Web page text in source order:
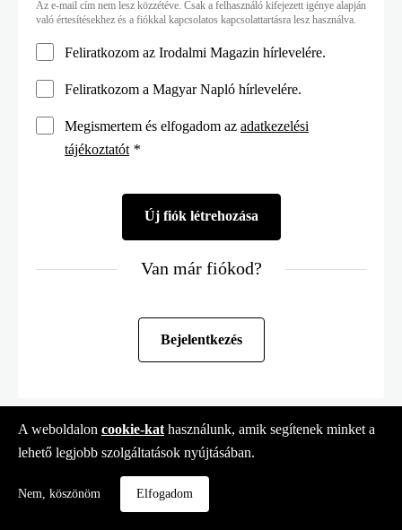
Az e-mail cím nem lesz közzétéve. Csak a felhasználó kifejezett igénye alapján
való értesítésekhez és a fiókkal kapcsolatos kapcsolattartásra lesz használva.
Feliratkozom az Irodalmi Magazin hírlevelére.
Feliratkozom a Magyar Napló hírlevelére.
Megismertem és elfogadom az adatkezelési
tájékoztatót*
Van már fiókod?
Bejelentkezés
A weboldalon cookie-kat használunk, amik segítenek minket a
lehető legjobb szolgáltatások nyújtásában.
Nem, köszönöm Elfogadom